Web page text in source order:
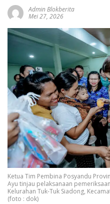
Admin Blokberita
Mei 27, 2026
Ketua Tim Pembina Posyandu
Ayu tinjau pelaksanaan
Kelurahan Tuk-Tuk Siadong,
(foto : dok)